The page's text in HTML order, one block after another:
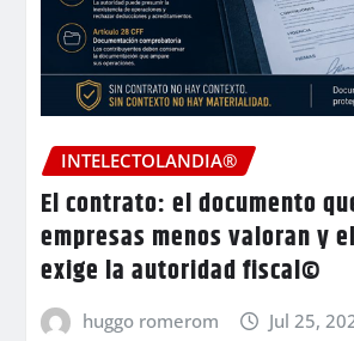
INTELECTOLANDIA®
El contrato: el documento
empresas menos valoran y
exige la autoridad fiscal©
huggo romerom Jul 25,